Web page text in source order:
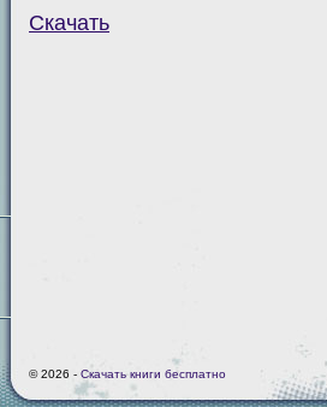
Скачать
© 2026 - Скачать книги бесплатно